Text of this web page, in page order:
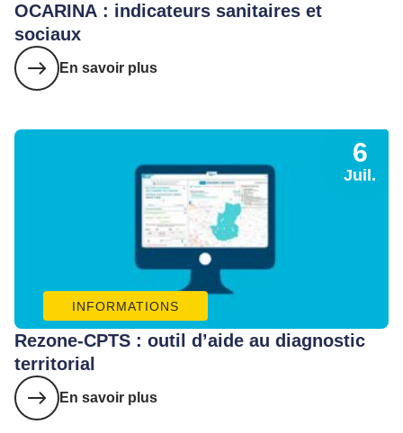
OCARINA : indicateurs sanitaires et
sociaux
En savoir plus
INFORMATIONS
Rezone-CPTS : outil d’aide au diagnostic
territorial
En savoir plus
6
Juil.